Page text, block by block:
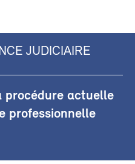
JUDICIAIRE
procédure actuelle
professionnelle